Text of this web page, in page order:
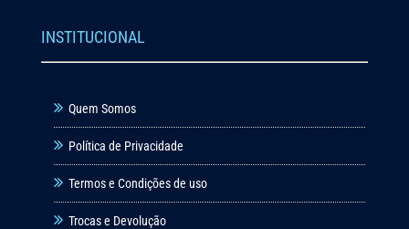
INSTITUCIONAL
Quem Somos
Política de Privacidade
Termos e Condições de uso
Trocas e Devolução